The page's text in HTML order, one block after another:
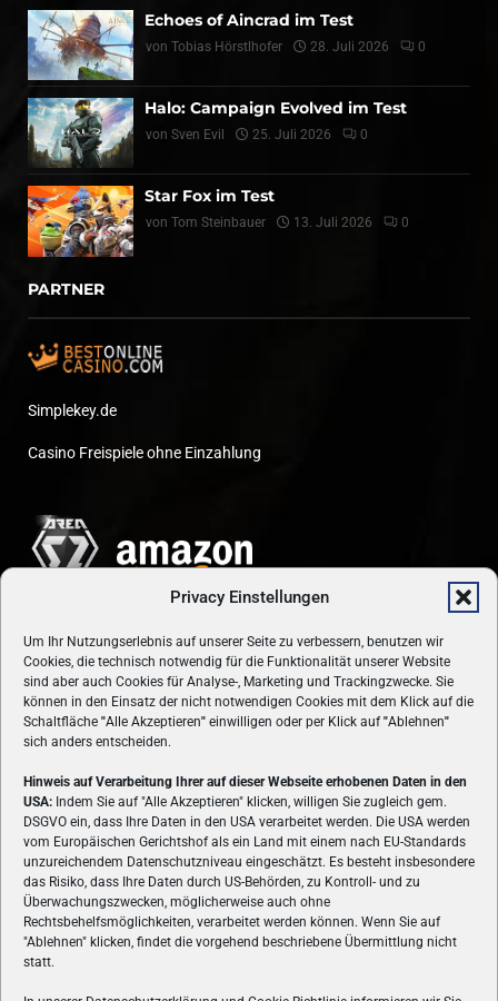
Privacy Einstellungen
Um Ihr Nutzungserlebnis auf unserer Seite zu verbessern, benutzen wir
Cookies, die technisch notwendig für die Funktionalität unserer Website
sind aber auch Cookies für Analyse-, Marketing und Trackingzwecke. Sie
können in den Einsatz der nicht notwendigen Cookies mit dem Klick auf die
Schaltfläche "Alle Akzeptieren" einwilligen oder per Klick auf"Ablehnen"
sich anders entscheiden.
Hinweis auf Verarbeitung Ihrer auf dieser Webseite erhobenen Daten in den
USA: Indem Sie auf "Alle Akzeptieren" klicken, willigen Sie zugleich gem.
DSGVO ein, dass Ihre Daten in den USA verarbeitet werden. Die USA werden
vom Europäischen Gerichtshof als ein Land mit einem nach EU-Standards
unzureichendem Datenschutzniveau eingeschätzt. Es besteht insbesondere
das Risiko, dass Ihre Daten durch US-Behörden, zu Kontroll- und zu
Überwachungszwecken, möglicherweise auch ohne
Rechtsbehelfsmöglichkeiten, verarbeitet werden können. Wenn Sie auf
"Ablehnen" klicken, findet die vorgehend beschriebene Übermittlung nicht
statt.
Echoes of Aincrad im Test
von Tobias Hörstlhofer 28. Juli 2026 0
Halo: Campaign Evolved im Test
von Sven Evil 25. Juli 2026 0
Star Fox im Test
von Tom Steinbauer 13. Juli 2026 0
PARTNER
Simplekey.de
Casino Freispiele ohne Einzahlung
ÜBER UNS
VON GAMERN, FÜR GAMER! Gamers.at ist das älteste Online-
Spielemagazin Österreichs und bringt täglich aktuelle News,
Reviews und Videos zu PC- und Konsolenspielen, Gaming-
Hardware und aus der Welt des e-Sport's.